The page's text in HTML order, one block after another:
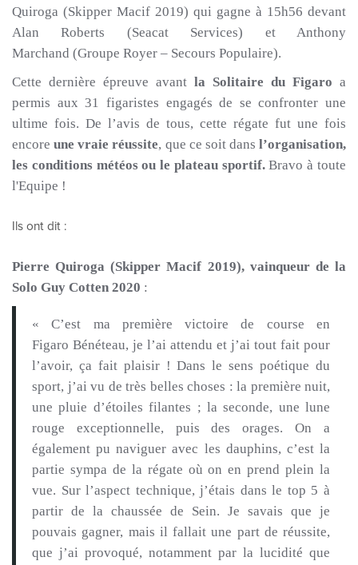
Quiroga (Skipper Macif 2019) qui gagne à 15h56 devant
Alan Roberts
(Seacat Services)
et Anthony
Marchand (Groupe Royer – Secours Populaire).
Cette dernière épreuve avant la Solitaire du Figaro a
permis aux 31 figaristes engagés de se confronter une
ultime fois. De l’avis de tous, cette régate fut une fois
encoreune vraie réussite, que ce soit dans l’organisation,
les conditions météos ou le plateau sportif. Bravo à toute
l'Equipe !
Ils ont dit :
Pierre Quiroga (Skipper Macif 2019), vainqueur de la
Solo Guy Cotten 2020 :
« C’est ma première victoire de course en
Figaro Bénéteau, je l’ai attendu et j’ai tout fait pour
l’avoir, ça fait plaisir ! Dans le sens poétique du
sport, j’ai vu de très belles choses : la première nuit,
une pluie d’étoiles filantes ; la seconde, une lune
rouge exceptionnelle, puis des orages.
On a
également pu naviguer avec les dauphins, c’est la
partie sympa de la régate où on en prend plein la
vue. Sur l’aspect technique, j’étais dans le top 5 à
partir de la chaussée de Sein. Je savais que je
pouvais gagner, mais il fallait une part de réussite,
que j’ai provoqué, notamment par la lucidité que